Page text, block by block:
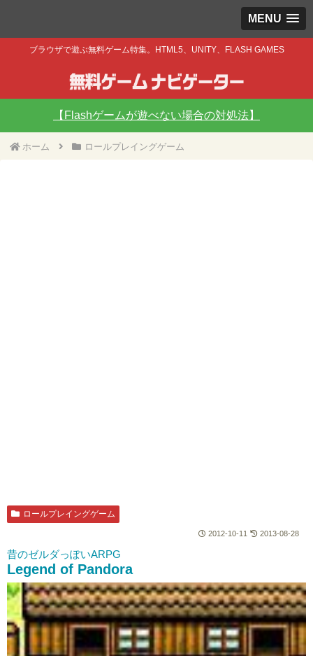
MENU
ブラウザで遊ぶ無料ゲーム特集。HTML5、UNITY、FLASH GAMES
【Flashゲームが遊べない場合の対処法】
ホーム ロールプレイングゲーム
ロールプレイングゲーム
2012-10-11 2013-08-28
昔のゼルダっぽいARPG
Legend of Pandora